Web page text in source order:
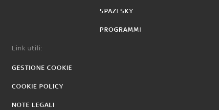
SPAZI SKY
PROGRAMMI
Link utili:
GESTIONE COOKIE
COOKIE POLICY
NOTE LEGALI